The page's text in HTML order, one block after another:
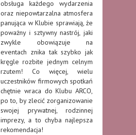
obsługa każdego wydarzenia
oraz niepowtarzalna atmosfera
panująca w Klubie sprawiają, że
poważny i sztywny nastrój, jaki
zwykle obowiązuje na
eventach znika tak szybko jak
kręgle rozbite jednym celnym
rzutem! Co więcej, wielu
uczestników firmowych spotkań
chętnie wraca do Klubu ARCO,
po to, by zlecić zorganizowanie
swojej prywatnej, rodzinnej
imprezy, a to chyba najlepsza
rekomendacja!